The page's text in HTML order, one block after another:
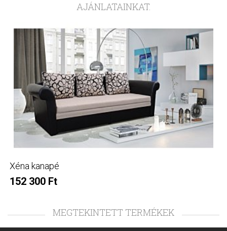
AJÁNLATAINKAT.
Xéna kanapé
152 300 Ft
MEGTEKINTETT TERMÉKEK